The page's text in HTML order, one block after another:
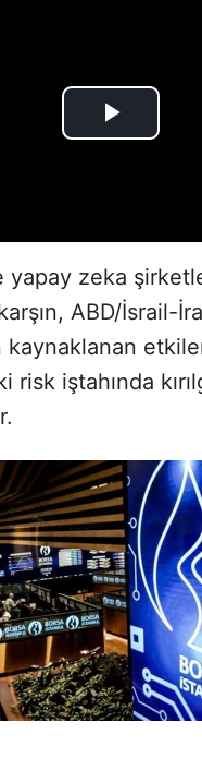
yapay zeka
ABD/İsrail-
kaynaklanan
risk iştahında